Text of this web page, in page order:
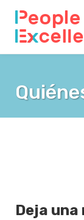
NOTICIAS
Deja